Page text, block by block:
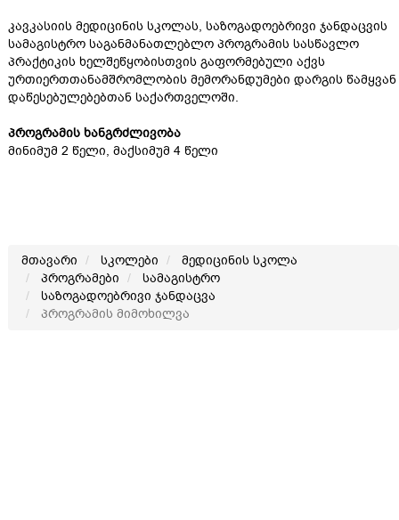
კავკასიის მედიცინის სკოლას, საზოგადოებრივი ჯანდაცვის
სამაგისტრო საგანმანათლებლო პროგრამის სასწავლო
პრაქტიკის ხელშეწყობისთვის გაფორმებული აქვს
ურთიერთთანამშრომლობის მემორანდუმები დარგის წამყვან
დაწესებულებებთან საქართველოში.
პროგრამის ხანგრძლივობა
მინიმუმ 2 წელი, მაქსიმუმ 4 წელი
მთავარი სკოლები
მედიცინის სკოლა
პროგრამები
სამაგისტრო
საზოგადოებრივი ჯანდაცვა
პროგრამის მიმოხილვა